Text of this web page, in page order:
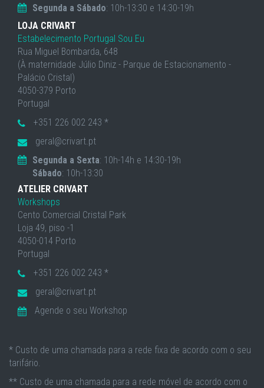
Segunda a Sábado: 10h-13:30 e 14:30-19h
LOJA CRIVART
Estabelecimento Portugal Sou Eu
Rua Miguel Bombarda, 648
(À maternidade Júlio Diniz - Parque de Estacionamento -
Palácio Cristal)
4050-379 Porto
Portugal
+351 226 002 243 *
geral@crivart.pt
Segunda a Sexta: 10h-14h e 14:30-19h
Sábado: 10h-13:30
ATELIER CRIVART
Workshops
Cento Comercial Cristal Park
Loja 49, piso -1
4050-014 Porto
Portugal
+351 226 002 243 *
geral@crivart.pt
Agende o seu Workshop
* Custo de uma chamada para a rede fixa de acordo com o seu
tarifário.
** Custo de uma chamada para a rede móvel de acordo com o